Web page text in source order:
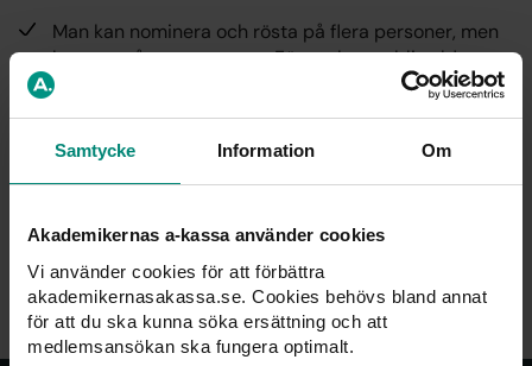
Samtycke Information Om
Akademikernas a-kassa använder cookies
Vi använder cookies för att förbättra
akademikernasakassa.se. Cookies behövs bland annat
för att du ska kunna söka ersättning och att
medlemsansökan ska fungera optimalt.
Man kan nominera och rösta på flera personer, men
bara en gång per person. För att kunna bli vald
behöver man vara nominerad av minst 5 personer.
Röstningsomgången är stängd
Tillbaka till startsidan